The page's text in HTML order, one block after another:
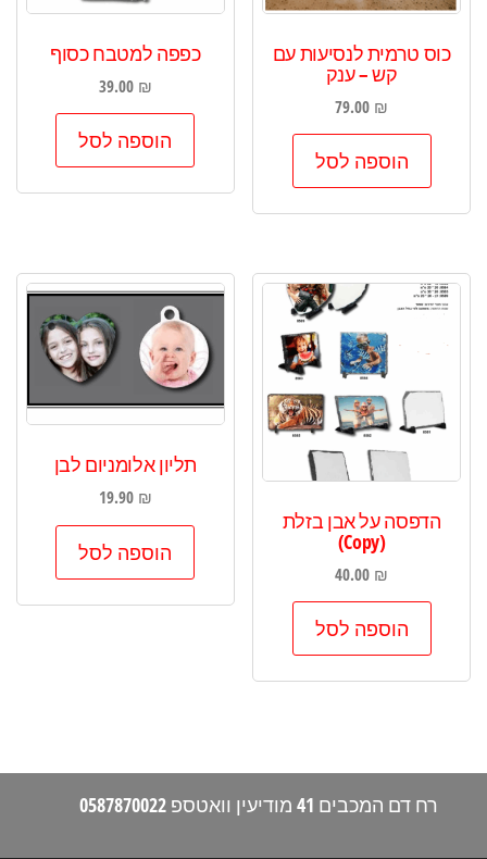
כוס טרמית לנסיעות עם
קש – ענק
79.00 ₪
הוספה לסל
כפפה למטבח כסוף
39.00 ₪
הוספה לסל
הדפסה על אבן בזלת
(Copy)
40.00 ₪
הוספה לסל
תליון אלומניום לבן
19.90 ₪
הוספה לסל
רח דם המכבים 41 מודיעין וואטספ 0587870022